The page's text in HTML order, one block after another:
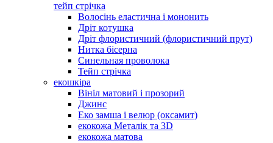
тейп стрічка
Волосінь еластична і мононить
Дріт котушка
Дріт флористичний (флористичний прут)
Нитка бісерна
Синельная проволока
Тейп стрічка
екошкіра
Вініл матовий і прозорий
Джинс
Еко замша і велюр (оксамит)
екокожа Металік та 3D
екокожа матова